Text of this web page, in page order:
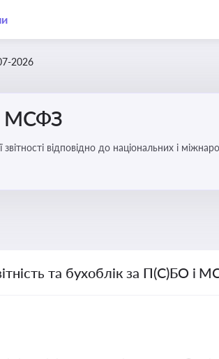
2026
МСФЗ
відповідно до національних і
та бухоблік за П(С)БО і